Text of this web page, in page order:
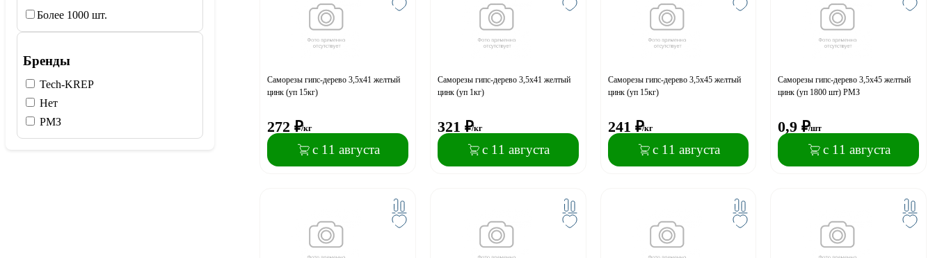
Более 1000 шт.
Бренды
Tech-KREP
Нет
РМЗ
Саморезы гипс-дерево 3,5x41 желтый
цинк (уп 15кг)
272 ₽/кг
с 11 августа
Саморезы гипс-дерево 3,5x41 желтый
цинк (уп 1кг)
321 ₽/кг
с 11 августа
Саморезы гипс-дерево 3,5x45 желтый
цинк (уп 15кг)
241 ₽/кг
с 11 августа
Саморезы гипс-дерево 3,5x45 желтый
цинк (уп 1800 шт) РМЗ
0,9 ₽/шт
с 11 августа